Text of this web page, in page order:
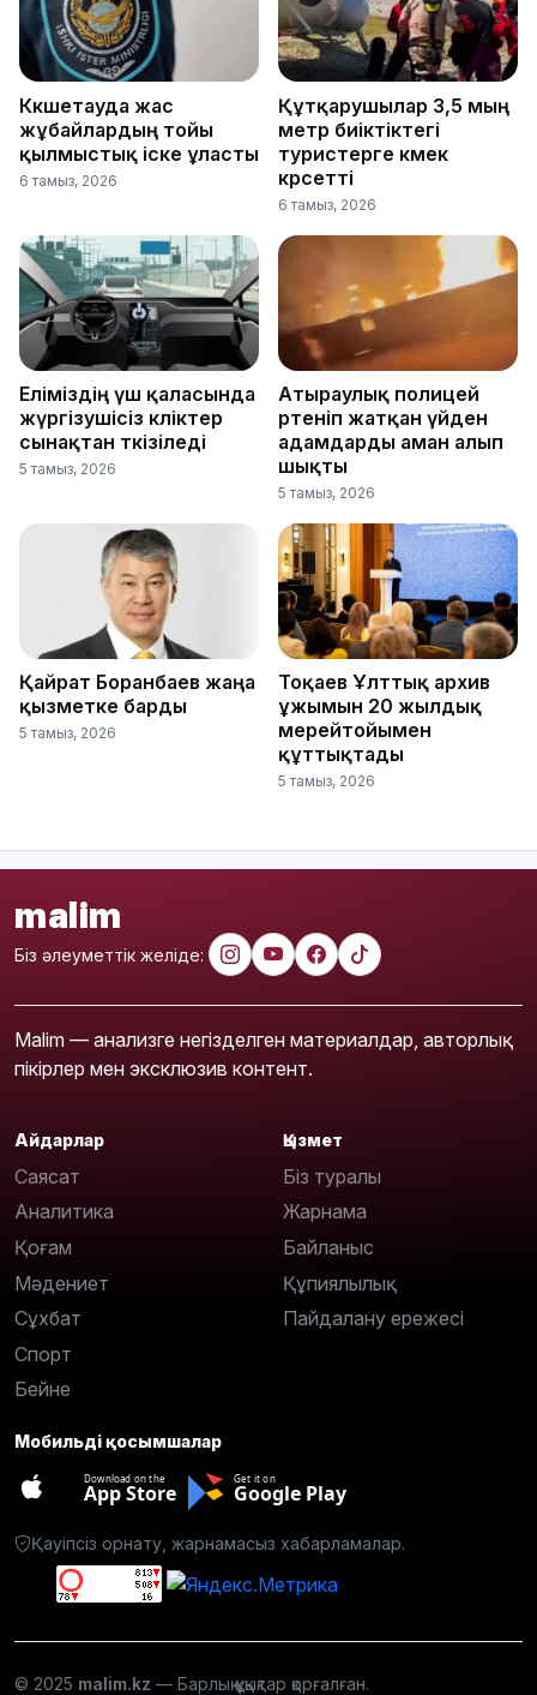
Көкшетауда жас
жұбайлардың тойы
қылмыстық іске ұласты
6 тамыз, 2026
Құтқарушылар 3,5 мың
метр биіктіктегі
туристерге көмек
көрсетті
6 тамыз, 2026
Еліміздің үш қаласында
жүргізушісіз көліктер
сынақтан өткізіледі
5 тамыз, 2026
Атыраулық полицей
өртеніп жатқан үйден
адамдарды аман алып
шықты
5 тамыз, 2026
Қайрат Боранбаев жаңа
қызметке барды
5 тамыз, 2026
Тоқаев Ұлттық архив
ұжымын 20 жылдық
мерейтойымен
құттықтады
5 тамыз, 2026
malim
Біз әлеуметтік желіде:
Malim — анализге негізделген материалдар, авторлық
пікірлер мен эксклюзив контент.
Айдарлар
Саясат
Аналитика
Қоғам
Мәдениет
Сұхбат
Спорт
Бейне
Қызмет
Біз туралы
Жарнама
Байланыс
Құпиялылық
Пайдалану ережесі
Мобильді қосымшалар
Download on the
App Store
Get it on
Google Play
Қауіпсіз орнату, жарнамасыз хабарламалар.
© 2025 malim.kz — Барлық құқықтар қорғалған.